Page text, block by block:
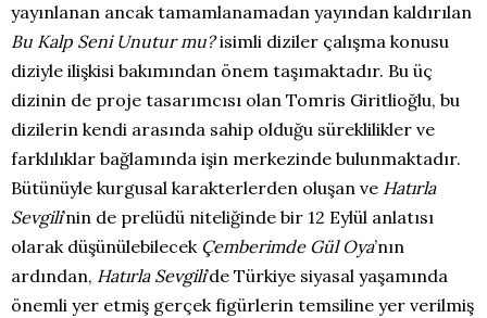
yayınlanan ancak tamamlanamadan yayından kaldırılan
Bu Kalp Seni Unutur mu?isimli diziler çalışma konusu
diziyle ilişkisi bakımından önem taşımaktadır. Bu üç
dizinin de proje tasarımcısı olan Tomris Giritlioğlu, bu
dizilerin kendi arasında sahip olduğu süreklilikler ve
farklılıklar bağlamında işin merkezinde bulunmaktadır.
Bütünüyle kurgusal karakterlerden oluşan ve Hatırla
Sevgili’nin de prelüdü niteliğinde bir 12 Eylül anlatısı
olarak düşünülebilecek Çemberimde Gül Oya’nın
ardından, Hatırla Sevgili’de Türkiye siyasal yaşamında
önemli yer etmiş gerçek figürlerin temsiline yer verilmiş